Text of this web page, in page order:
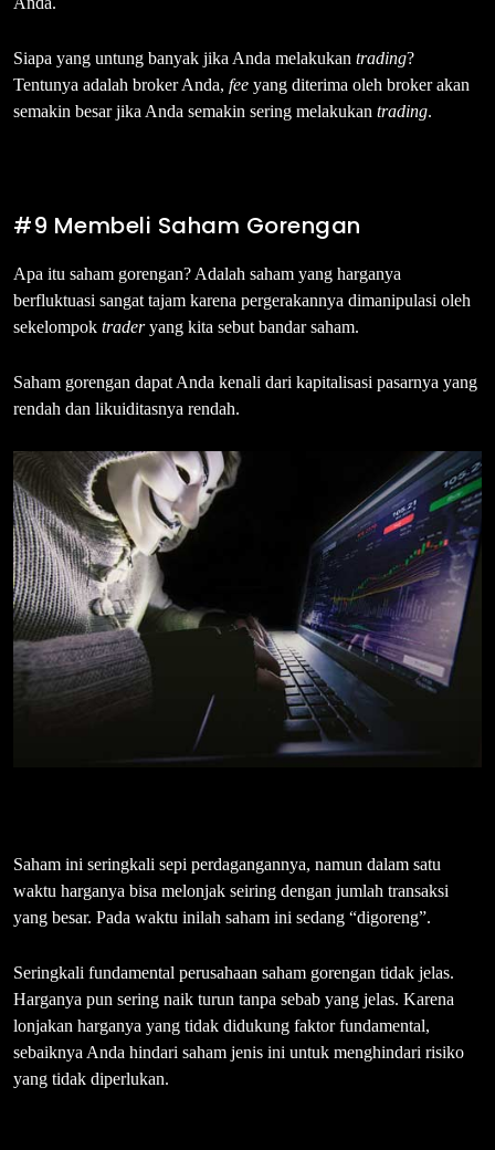
Siapa yang untung banyak jika Anda melakukan trading?
Tentunya adalah broker Anda, fee yang diterima oleh broker akan
semakin besar jika Anda semakin sering melakukan trading.
#9 Membeli Saham Gorengan
Apa itu saham gorengan? Adalah saham yang harganya
berfluktuasi sangat tajam karena pergerakannya dimanipulasi oleh
sekelompok traderyang kita sebut bandar saham.
Saham gorengan dapat Anda kenali dari kapitalisasi pasarnya yang
rendah dan likuiditasnya rendah.
Saham ini seringkali sepi perdagangannya, namun dalam satu
waktu harganya bisa melonjak seiring dengan jumlah transaksi
yang besar. Pada waktu inilah saham ini sedang “digoreng”.
Seringkali fundamental perusahaan saham gorengan tidak jelas.
Harganya pun sering naik turun tanpa sebab yang jelas. Karena
lonjakan harganya yang tidak didukung faktor fundamental,
sebaiknya Anda hindari saham jenis ini untuk menghindari risiko
yang tidak diperlukan.